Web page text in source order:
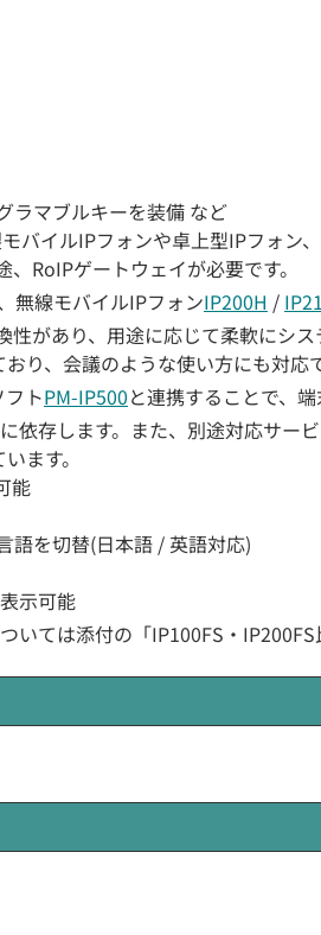
ラマブルキーを装備 など
バイルIPフォンや卓上型IPフォン
RoIPゲートウェイが必要です。
無線モバイルIPフォンIP200H /
があり、用途に応じて柔軟にシス
り、会議のような使い方にも対応
トPM-IP500と連携することで、
存します。また、別途対応サービ
ます。
能
語を切替(日本語 / 英語対応)
示可能
いては添付の「IP100FS・IP200FS